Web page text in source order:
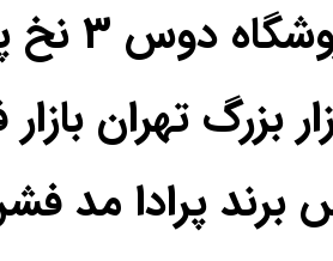
کریپ ساتن اعتماد رضایت رضایت
بزرگ تهران
برند پرادا مد